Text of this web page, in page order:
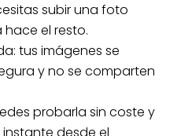
subir una foto
el resto.
tus imágenes se
y no se comparten
probarla sin coste y